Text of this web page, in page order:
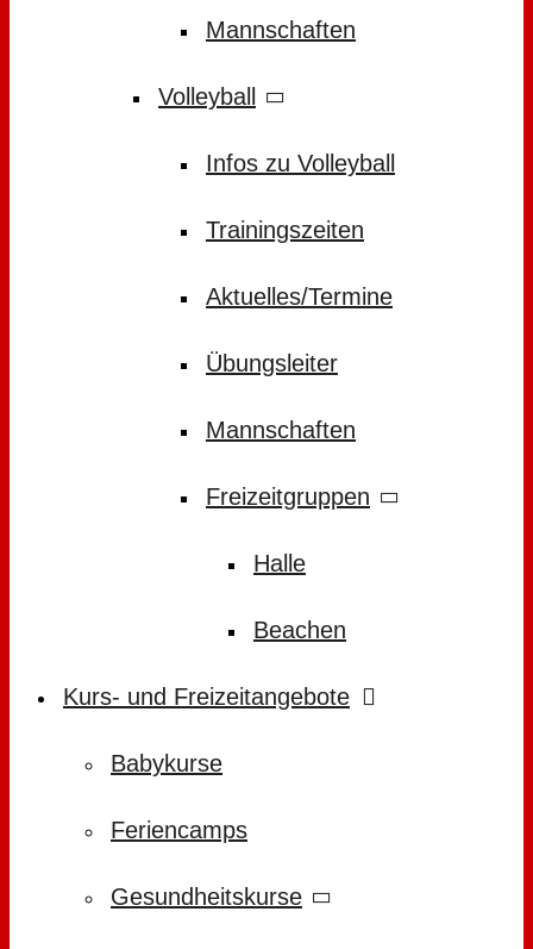
Mannschaften
Volleyball
Infos zu Volleyball
Trainingszeiten
Aktuelles/Termine
Übungsleiter
Mannschaften
Freizeitgruppen
Halle
Beachen
Kurs- und Freizeitangebote
Babykurse
Feriencamps
Gesundheitskurse